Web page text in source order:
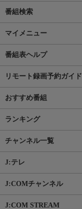
番組検索
マイメニュー
番組表ヘルプ
リモート録画予約ガイド
おすすめ番組
ランキング
チャンネル一覧
J:テレ
J:COMチャンネル
J:COM STREAM